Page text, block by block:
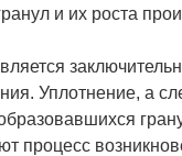
и их роста
Уплотнение, а
процесс